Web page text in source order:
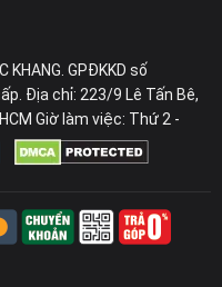
KHANG. GPĐKKD số
Địa chỉ: 223/9 Lê Tấn Bê,
Giờ làm việc: Thứ 2 -